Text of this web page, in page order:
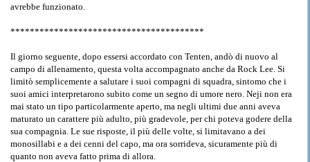
avrebbe funzionato.
****************************************
Il giorno seguente, dopo essersi accordato con Tenten, andò di nuovo al
campo di allenamento, questa volta accompagnato anche da Rock Lee. Si
limitò semplicemente a salutare i suoi compagni di squadra, sintomo che i
suoi amici interpretarono subito come un segno di umore nero. Neji non era
mai stato un tipo particolarmente aperto, ma negli ultimi due anni aveva
maturato un carattere più adulto, più gradevole, per chi poteva godere della
sua compagnia. Le sue risposte, il più delle volte, si limitavano a dei
monosillabi e a dei cenni del capo, ma ora sorrideva, sicuramente più di
quanto non aveva fatto prima di allora.